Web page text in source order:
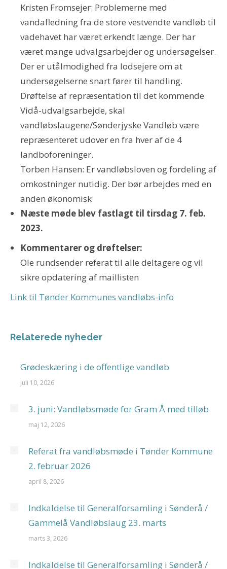
Kristen Fromsejer: Problemerne med
vandafledning fra de store vestvendte vandløb til
vadehavet har været erkendt længe. Der har
været mange udvalgsarbejder og undersøgelser.
Der er utålmodighed fra lodsejere om at
undersøgelserne snart fører til handling.
Drøftelse af repræsentation til det kommende
Vidå-udvalgsarbejde, skal
vandløbslaugene/Sønderjyske Vandløb være
repræsenteret udover en fra hver af de 4
landboforeninger.
Torben Hansen: Er vandløbsloven og fordeling af
omkostninger nutidig. Der bør arbejdes med en
anden økonomisk
Næste møde blev fastlagt til tirsdag 7. feb.
2023.
Kommentarer og drøftelser:
Ole rundsender referat til alle deltagere og vil
sikre opdatering af maillisten
Link til Tønder Kommunes vandløbs-info
Relaterede nyheder
Grødeskæring i de offentlige vandløb
juli 10, 2026
3. juni: Vandløbsmøde for Gram Å med tilløb
maj 12, 2026
Referat fra vandløbsmøde i Tønder Kommune
2. februar 2026
april 8, 2026
Indkaldelse til Generalforsamling i Sønderå /
Gammelå Vandløbslaug 23. marts
marts 3, 2026
Indkaldelse til Generalforsamling i Sønderå /